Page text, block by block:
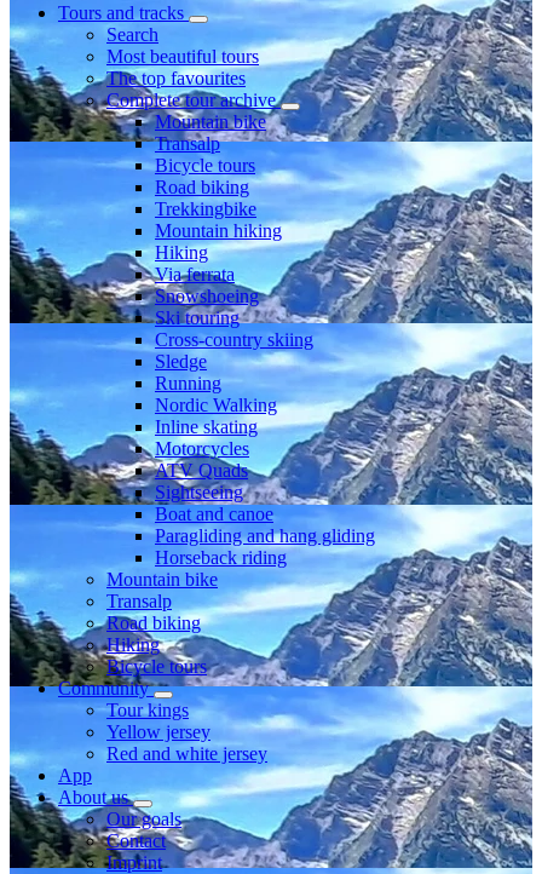
Tours and tracks
Search
Most beautiful tours
The top favourites
Complete tour archive
Mountain bike
Transalp
Bicycle tours
Road biking
Trekkingbike
Mountain hiking
Hiking
Via ferrata
Snowshoeing
Ski touring
Cross-country skiing
Sledge
Running
Nordic Walking
Inline skating
Motorcycles
ATV Quads
Sightseeing
Boat and canoe
Paragliding and hang gliding
Horseback riding
Mountain bike
Transalp
Road biking
Hiking
Bicycle tours
Community
Tour kings
Yellow jersey
Red and white jersey
App
About us
Our goals
Contact
Imprint